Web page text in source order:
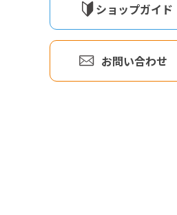
ショップガイド
お問い合わせ